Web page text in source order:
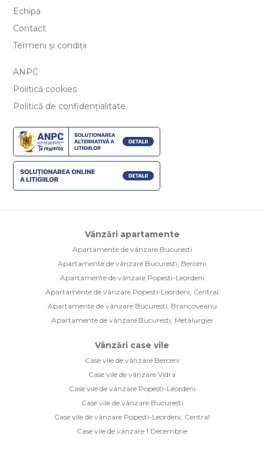
Echipa
Contact
Termeni și condiții
ANPC
Politică cookies
Politică de confidențialitate
Vânzări apartamente
Apartamente de vânzare Bucuresti
Apartamente de vânzare Bucuresti, Berceni
Apartamente de vânzare Popesti-Leordeni
Apartamente de vânzare Popesti-Leordeni, Central
Apartamente de vânzare Bucuresti, Brancoveanu
Apartamente de vânzare Bucuresti, Metalurgiei
Vânzări case vile
Case vile de vânzare Berceni
Case vile de vânzare Vidra
Case vile de vânzare Popesti-Leordeni
Case vile de vânzare Bucuresti
Case vile de vânzare Popesti-Leordeni, Central
Case vile de vânzare 1 Decembrie